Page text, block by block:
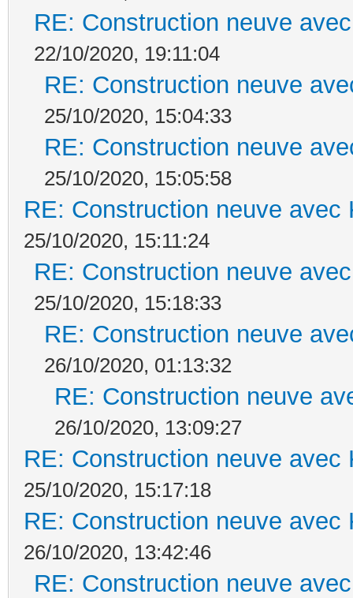
RE: Construction neuve
22/10/2020, 19:11:04
RE: Construction neuve
25/10/2020, 15:04:33
RE: Construction neuve
25/10/2020, 15:05:58
RE: Construction neuve avec
25/10/2020, 15:11:24
RE: Construction neuve
25/10/2020, 15:18:33
RE: Construction neuve
26/10/2020, 01:13:32
RE: Construction neuve
26/10/2020, 13:09:27
RE: Construction neuve avec
25/10/2020, 15:17:18
RE: Construction neuve avec
26/10/2020, 13:42:46
RE: Construction neuve